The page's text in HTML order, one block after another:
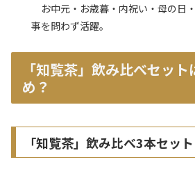
お中元・お歳暮・内祝い・母の日
事を問わず活躍。
「知覧茶」飲み比べセッ
め？
「知覧茶」飲み比べ3本セット